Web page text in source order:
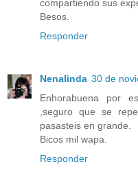
compartiendo sus
Besos.
Responder
Nenalinda 30 de
Enhorabuena por
,seguro que se
pasasteis en grande.
Bicos mil wapa.
Responder